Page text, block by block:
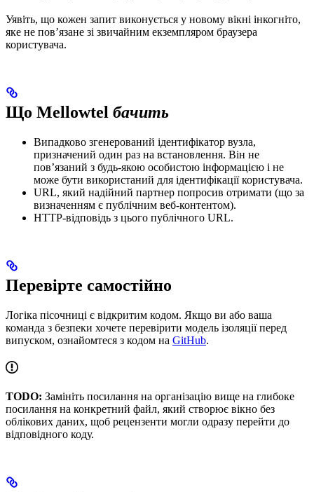
Уявіть, що кожен запит виконується у новому вікні інкогніто,
яке не пов’язане зі звичайним екземпляром браузера
користувача.
Що Mellowtel бачить
Випадково згенерований ідентифікатор вузла,
призначений один раз на встановлення. Він не
пов’язаний з будь-якою особистою інформацією і не
може бути використаний для ідентифікації користувача.
URL, який надійний партнер попросив отримати (що за
визначенням є публічним веб-контентом).
HTTP-відповідь з цього публічного URL.
Перевірте самостійно
Логіка пісочниці є відкритим кодом. Якщо ви або ваша
команда з безпеки хочете перевірити модель ізоляції перед
випуском, ознайомтеся з кодом на GitHub.
TODO: Замініть посилання на організацію вище на глибоке
посилання на конкретний файл, який створює вікно без
облікових даних, щоб рецензенти могли одразу перейти до
відповідного коду.